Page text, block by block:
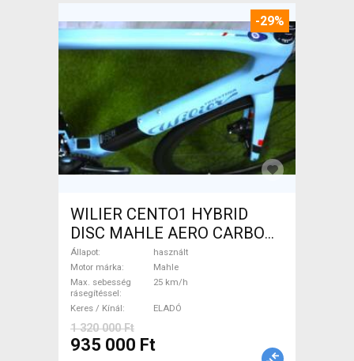
-29%
WILIER CENTO1 HYBRID
DISC MAHLE AERO CARBON
kerekek XL Elektromos
Országúti / Gravel Mahle
használt ELADÓ
Állapot
használt
Motor márka
Mahle
Max. sebesség
rásegítéssel
25 km/h
Keres / Kínál ELADÓ
1 320 000 Ft
935 000 Ft